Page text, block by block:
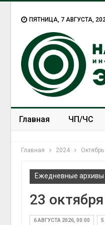
ПЯТНИЦА, 7 АВГУСТА,
Главная ЧП/ЧС
Главная 2024 Октябрь
Ежедневные архивы
23
6 АВГУСТА 2026, 00:00 5